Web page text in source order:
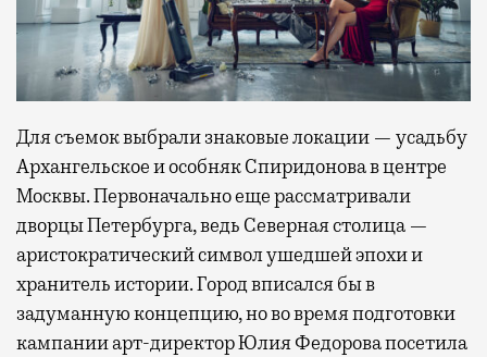
Для съемок выбрали знаковые локации — усадьбу
Архангельское и особняк Спиридонова в центре
Москвы. Первоначально еще рассматривали
дворцы Петербурга, ведь Северная столица —
аристократический символ ушедшей эпохи и
хранитель истории. Город вписался бы в
задуманную концепцию, но во время подготовки
кампании арт-директор Юлия Федорова посетила